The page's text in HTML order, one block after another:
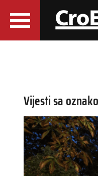
Vijesti sa